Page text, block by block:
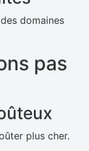
domaines
pas
plus cher.